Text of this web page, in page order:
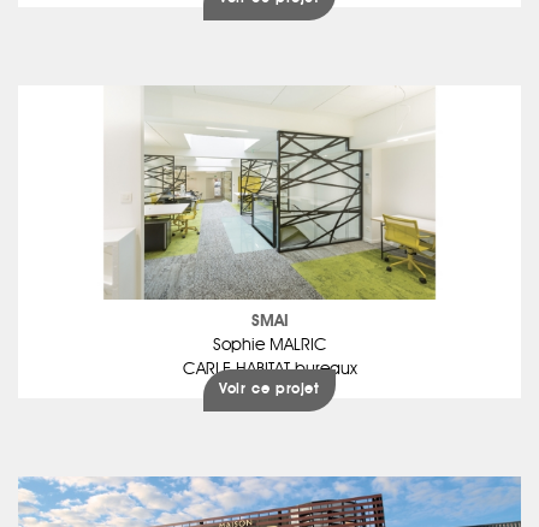
SMAI
Sophie MALRIC
CARLE HABITAT bureaux
Voir ce projet